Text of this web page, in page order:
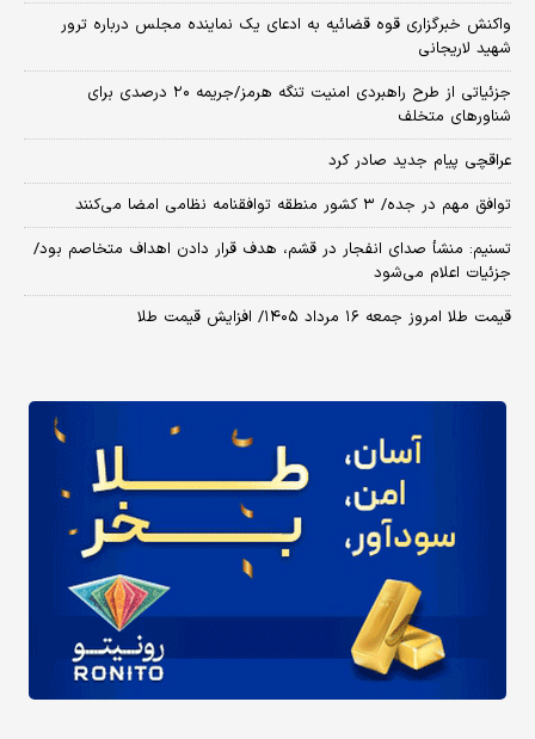
واکنش خبرگزاری قوه قضائیه به ادعای یک نماینده مجلس درباره ترور
شهید لاریجانی
جزئیاتی از طرح راهبردی امنیت تنگه هرمز/جریمه ۲۰ درصدی برای
شناورهای متخلف
عراقچی پیام جدید صادر کرد
توافق مهم در جده/ ۳ کشور منطقه توافقنامه نظامی امضا می‌کنند
تسنیم: منشأ صدای انفجار در قشم، هدف قرار دادن اهداف متخاصم بود/
جزئیات اعلام می‌شود
قیمت طلا امروز جمعه ۱۶ مرداد ۱۴۰۵/ افزایش قیمت طلا